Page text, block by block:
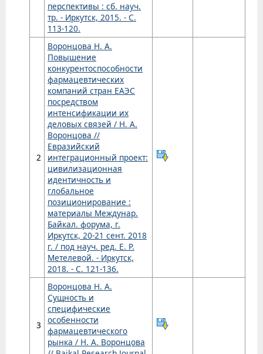
перспективы : сб. науч.
тр. - Иркутск, 2015. - С.
113-120.
2
Воронцова Н. А.
Повышение
конкурентоспособности
фармацевтических
компаний стран ЕАЭС
посредством
интенсификации их
деловых связей / Н. А.
Воронцова //
Евразийский
интеграционный проект:
цивилизационная
идентичность и
глобальное
позиционирование :
материалы Междунар.
Байкал. форума, г.
Иркутск, 20-21 сент. 2018
г. / под науч. ред. Е. Р.
Метелевой. - Иркутск,
2018. - С. 121-136.
3
Воронцова Н. А.
Сущность и
специфические
особенности
фармацевтического
рынка / Н. А. Воронцова